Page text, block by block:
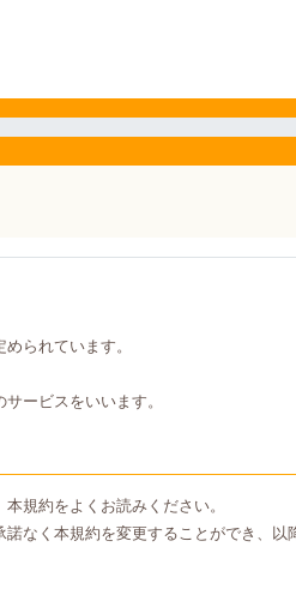
られています。
ービスをいいます。
規約をよくお読みください。
なく本規約を変更することができ、以